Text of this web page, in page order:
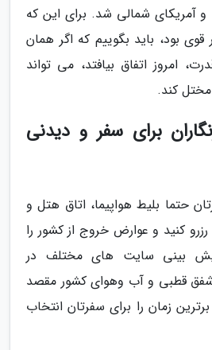
و آمریکای شمالی شد. برای این که
قوی بود، باید بگوییم که اگر همان
امروز اتفاق بیافتد، می تواند
مختل کند.
برای سفر و دیدنی
حتما بلیط هواپیما، اتاق هتل و
کنید و عوارض خروج از کشور را
بینی سایت های مختلف در
قطبی و آب وهوای کشور مقصد
برترین زمان را برای سفرتان انتخاب